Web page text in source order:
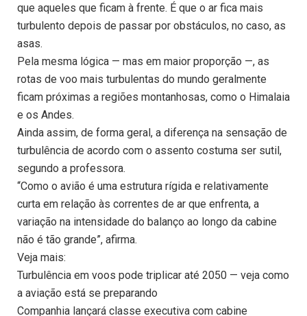
que aqueles que ficam à frente. É que o ar fica mais
turbulento depois de passar por obstáculos, no caso, as
asas.
Pela mesma lógica — mas em maior proporção —, as
rotas de voo mais turbulentas do mundo geralmente
ficam próximas a regiões montanhosas, como o Himalaia
e os Andes.
Ainda assim, de forma geral, a diferença na sensação de
turbulência de acordo com o assento costuma ser sutil,
segundo a professora.
“Como o avião é uma estrutura rígida e relativamente
curta em relação às correntes de ar que enfrenta, a
variação na intensidade do balanço ao longo da cabine
não é tão grande”, afirma.
Veja mais:
Turbulência em voos pode triplicar até 2050 — veja como
a aviação está se preparando
Companhia lançará classe executiva com cabine